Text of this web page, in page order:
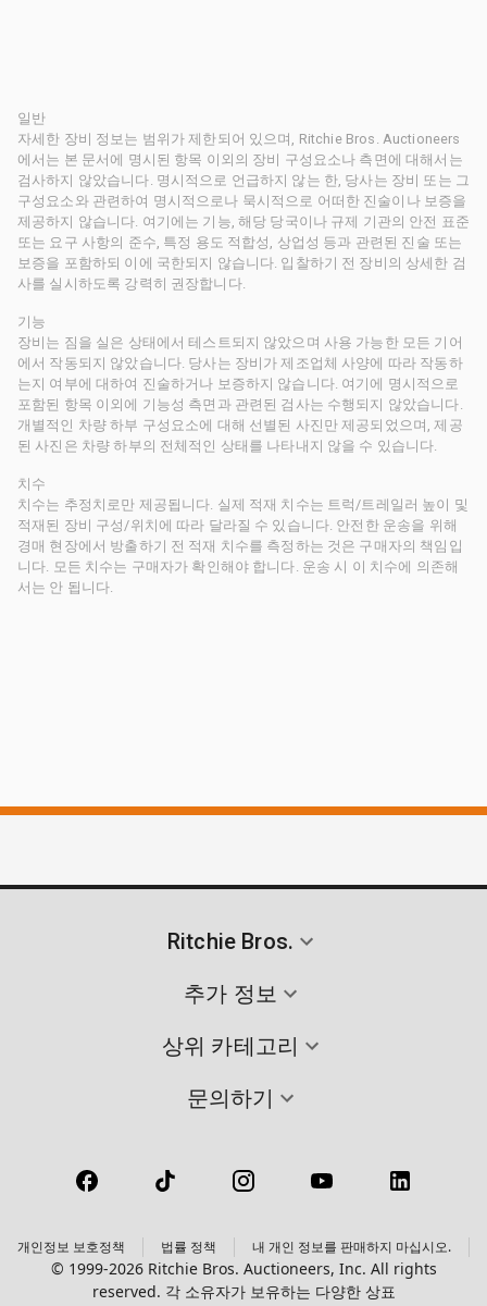
일반
자세한 장비 정보는 범위가 제한되어 있으며, Ritchie Bros. Auctioneers
에서는 본 문서에 명시된 항목 이외의 장비 구성요소나 측면에 대해서는
검사하지 않았습니다. 명시적으로 언급하지 않는 한, 당사는 장비 또는 그
구성요소와 관련하여 명시적으로나 묵시적으로 어떠한 진술이나 보증을
제공하지 않습니다. 여기에는 기능, 해당 당국이나 규제 기관의 안전 표준
또는 요구 사항의 준수, 특정 용도 적합성, 상업성 등과 관련된 진술 또는
보증을 포함하되 이에 국한되지 않습니다. 입찰하기 전 장비의 상세한 검
사를 실시하도록 강력히 권장합니다.
기능
장비는 짐을 실은 상태에서 테스트되지 않았으며 사용 가능한 모든 기어
에서 작동되지 않았습니다. 당사는 장비가 제조업체 사양에 따라 작동하
는지 여부에 대하여 진술하거나 보증하지 않습니다. 여기에 명시적으로
포함된 항목 이외에 기능성 측면과 관련된 검사는 수행되지 않았습니다.
개별적인 차량 하부 구성요소에 대해 선별된 사진만 제공되었으며, 제공
된 사진은 차량 하부의 전체적인 상태를 나타내지 않을 수 있습니다.
치수
치수는 추정치로만 제공됩니다. 실제 적재 치수는 트럭/트레일러 높이 및
적재된 장비 구성/위치에 따라 달라질 수 있습니다. 안전한 운송을 위해
경매 현장에서 방출하기 전 적재 치수를 측정하는 것은 구매자의 책임입
니다. 모든 치수는 구매자가 확인해야 합니다. 운송 시 이 치수에 의존해
서는 안 됩니다.
Ritchie Bros.
추가 정보
상위 카테고리
문의하기
개인정보 보호정책 법률 정책 내 개인 정보를 판매하지 마십시오.
© 1999-2026 Ritchie Bros. Auctioneers, Inc. All rights
reserved. 각 소유자가 보유하는 다양한 상표